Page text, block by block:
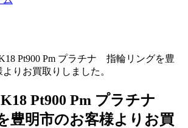
Pt900 Pm プラチナ 指輪リングを豊
りお買取りしました。
Pt900 Pm プラチナ
豊明市のお客様よりお買